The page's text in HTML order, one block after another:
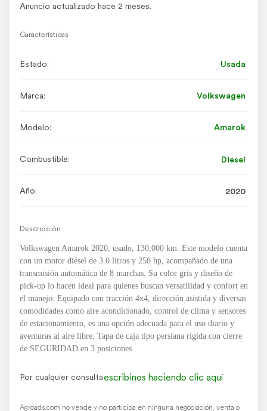
Anuncio actualizado hace 2 meses.
Características
Estado: Usada
Marca: Volkswagen
Modelo: Amarok
Combustible: Diesel
Año: 2020
Descripción
Volkswagen Amarok 2020, usado, 130,000 km. Este modelo cuenta
con un motor diésel de 3.0 litros y 258 hp, acompañado de una
transmisión automática de 8 marchas. Su color gris y diseño de
pick-up lo hacen ideal para quienes buscan versatilidad y confort en
el manejo. Equipado con tracción 4x4, dirección asistida y diversas
comodidades como aire acondicionado, control de clima y sensores
de estacionamiento, es una opción adecuada para el uso diario y
aventuras al aire libre. Tapa de caja tipo persiana rígida con cierre
de SEGURIDAD en 3 posiciones
Por cualquier consultaescribinos haciendo clic aquí
Agroads.com no vende y no participa en ninguna negociación, venta o